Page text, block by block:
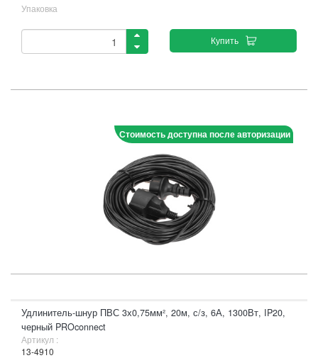
Упаковка
Купить
Стоимость доступна после авторизации
Удлинитель-шнур ПВС 3х0,75мм², 20м, с/з, 6А, 1300Вт, IP20,
черный PROconnect
Артикул :
13-4910